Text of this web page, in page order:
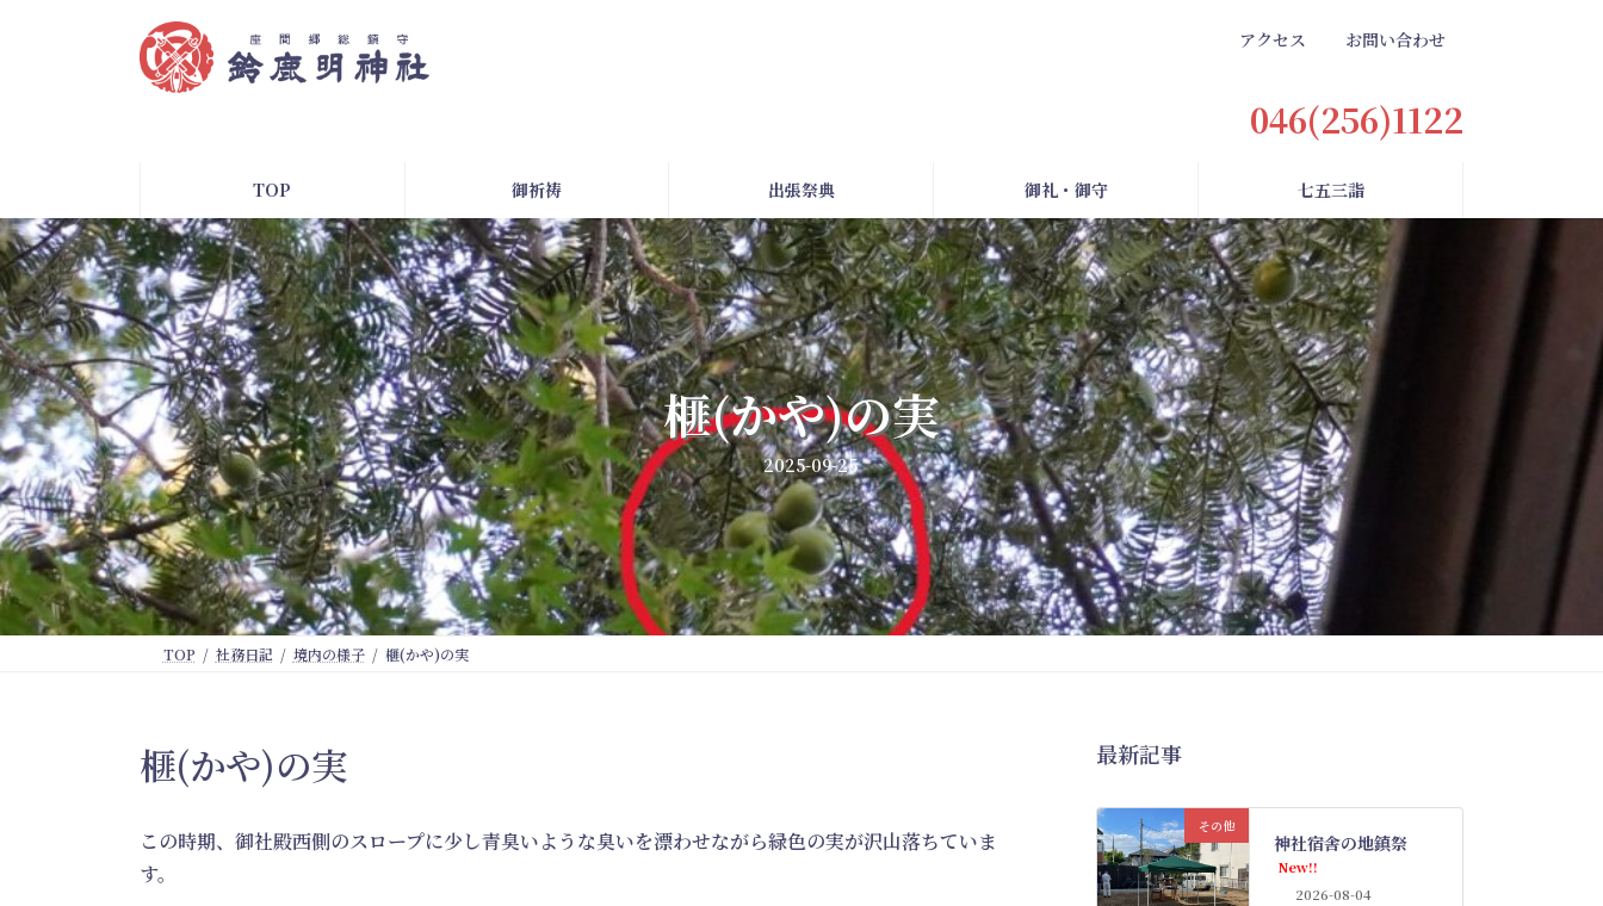
ッ
プ
移
動
アクセス お問い合わせ
046(256)1122
TOP 御祈祷 出張祭典 御礼・御守 七五三詣
榧(かや)の実
2025-09-25
TOP 社務日記 境内の様子 榧(かや)の実
榧(かや)の実
この時期、御社殿西側のスロープに少し青臭いような臭いを漂わせながら緑色の実が沢山落ちていま
す。
最新記事
その他
神社宿舎の地鎮祭
New!!
2026-08-04